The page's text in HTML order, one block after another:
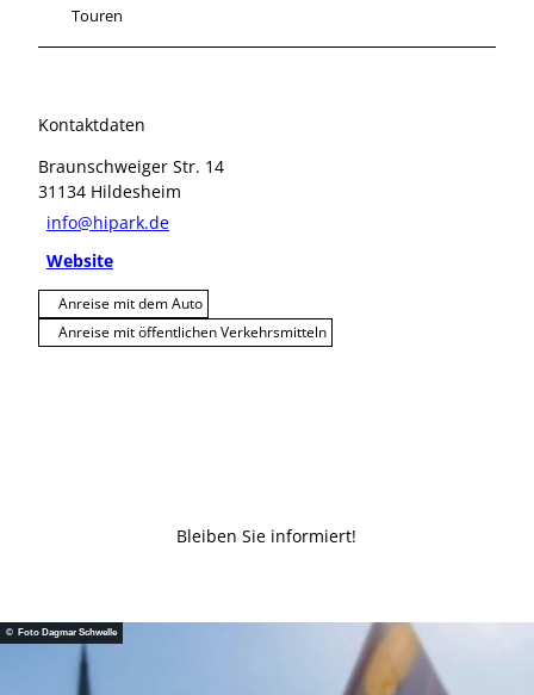
Touren
Kontaktdaten
Braunschweiger Str. 14
31134 Hildesheim
info@hipark.de
Website
Anreise mit dem Auto
Anreise mit öffentlichen Verkehrsmitteln
Bleiben Sie informiert!
© Foto Dagmar Schwelle